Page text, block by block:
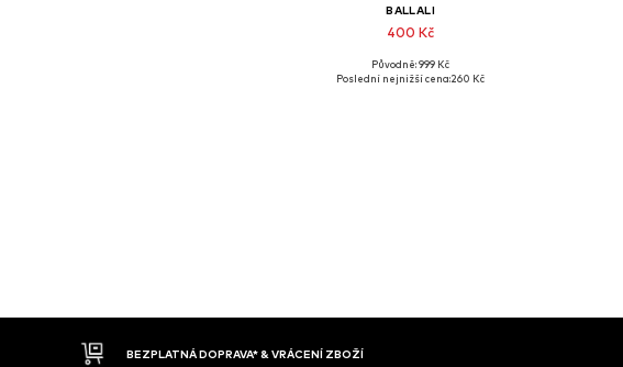
BALLALI
400 Kč
Dostupné velikosti: XS, S, M, L, XL, XXL
Původně: 999 Kč
Poslední nejnižší cena:260 Kč
DOBÍRKA